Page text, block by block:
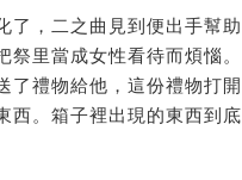
了，二之曲見到便出手幫助
里當成女性看待而煩惱。
了禮物給他，這份禮物打開
西。箱子裡出現的東西到底